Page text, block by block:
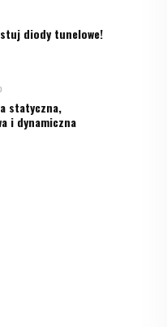
diody tunelowe!
statyczna,
i dynamiczna